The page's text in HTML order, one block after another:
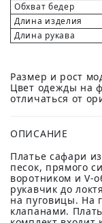
Обхват бедер
Длина изделия
Длина рукава
Размер и рост
Цвет одежды на
отличаться от
ОПИСАНИЕ
Платье сафари
песок, прямого
воротником и V-
рукавчик до
на пуговицы. На
клапанами.